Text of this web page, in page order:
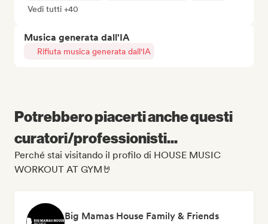
Vedi tutti +40
Musica generata dall'IA
Rifiuta musica generata dall'IA
Potrebbero piacerti anche questi
curatori/professionisti...
Perché stai visitando il profilo di HOUSE MUSIC
WORKOUT AT GYM🤘
Big Mamas House Family & Friends